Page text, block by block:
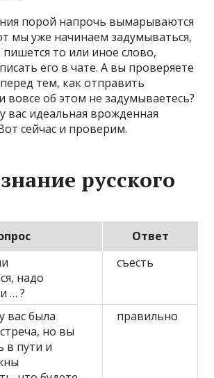
порой напрочь вымарываются
мы уже начинаем задумываться,
то или иное слово,
его в чате. А вы проверяете
тем, как отправить
вовсе об этом не задумываетесь?
вас идеальная врожденная
сейчас и проверим.
русского
Ответ
надо
… ?
съесть
вас была
но вы
в пути и
правильно